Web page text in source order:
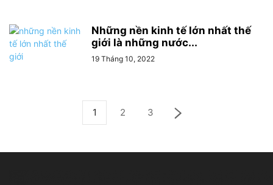
Những nền kinh tế lớn nhất thế
giới là những nước...
19 Tháng 10, 2022
1 2 3